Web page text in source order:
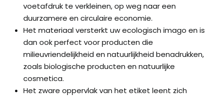
voetafdruk te verkleinen, op weg naar een
duurzamere en circulaire economie.
Het materiaal versterkt uw ecologisch imago en is
dan ook perfect voor producten die
milieuvriendelijkheid en natuurlijkheid benadrukken,
zoals biologische producten en natuurlijke
cosmetica.
Het zware oppervlak van het etiket leent zich